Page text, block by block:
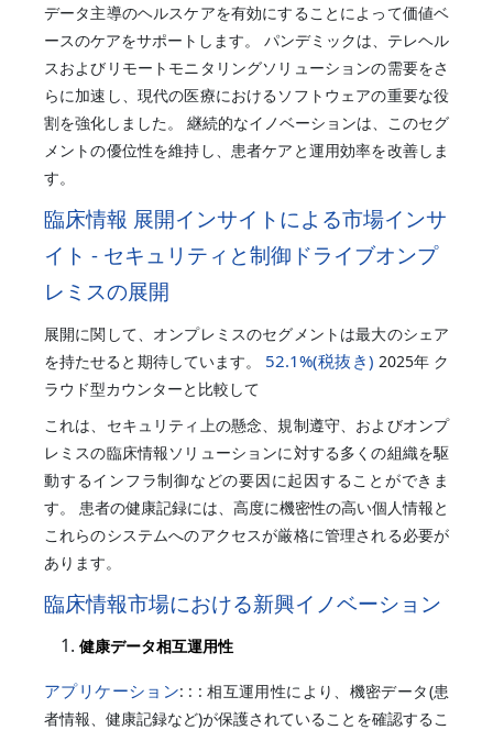
データ主導のヘルスケアを有効にすることによって価値ベ
ースのケアをサポートします。 パンデミックは、テレヘル
スおよびリモートモニタリングソリューションの需要をさ
らに加速し、現代の医療におけるソフトウェアの重要な役
割を強化しました。 継続的なイノベーションは、このセグ
メントの優位性を維持し、患者ケアと運用効率を改善しま
す。
臨床情報 展開インサイトによる市場インサ
イト - セキュリティと制御ドライブオンプ
レミスの展開
展開に関して、オンプレミスのセグメントは最大のシェア
を持たせると期待しています。 52.1%(税抜き) 2025年 ク
ラウド型カウンターと比較して
これは、セキュリティ上の懸念、規制遵守、およびオンプ
レミスの臨床情報ソリューションに対する多くの組織を駆
動するインフラ制御などの要因に起因することができま
す。 患者の健康記録には、高度に機密性の高い個人情報と
これらのシステムへのアクセスが厳格に管理される必要が
あります。
臨床情報市場における新興イノベーション
健康データ相互運用性
アプリケーション: : : 相互運用性により、機密データ(患
者情報、健康記録など)が保護されていることを確認するこ